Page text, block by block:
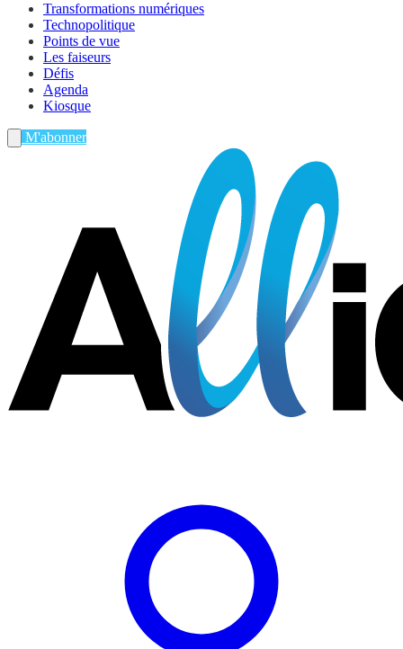
Transformations numériques
Technopolitique
Points de vue
Les faiseurs
Défis
Agenda
Kiosque
M'abonner